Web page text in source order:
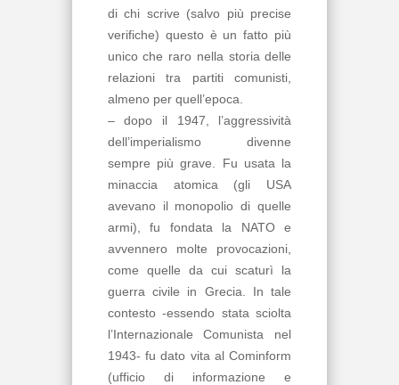
di chi scrive (salvo più precise
verifiche) questo è un fatto più
unico che raro nella storia delle
relazioni tra partiti comunisti,
almeno per quell’epoca.
– dopo il 1947, l’aggressività
dell’imperialismo divenne
sempre più grave. Fu usata la
minaccia atomica (gli USA
avevano il monopolio di quelle
armi), fu fondata la NATO e
avvennero molte provocazioni,
come quelle da cui scaturì la
guerra civile in Grecia. In tale
contesto -essendo stata sciolta
l’Internazionale Comunista nel
1943- fu dato vita al Cominform
(ufficio di informazione e